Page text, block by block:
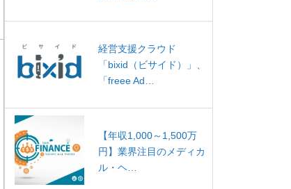
経営支援クラウド
「bixid（ビサイド）」、
「freee Ad…
【年収1,000～1,500万
円】業界注目のメディカ
ル・ヘ…